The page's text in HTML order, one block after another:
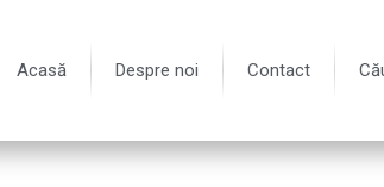
Acasă Despre noi Contact